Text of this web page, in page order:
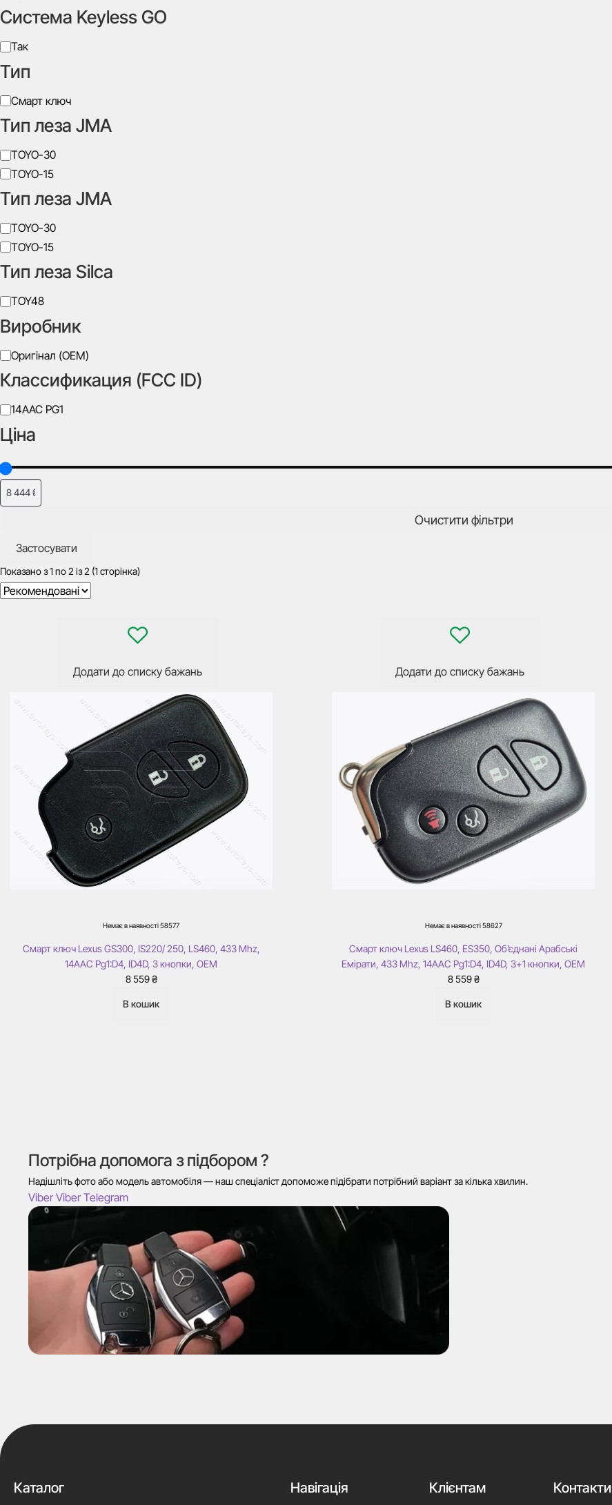
Система Keyless GO
Система
Keyless
GO
Так
Тип
ТипСмарт ключ
Тип леза JMA
Тип
леза
JMA
TOYO-30
TOYO-15
Тип леза JMA
Тип
леза
JMA
TOYO-30
TOYO-15
Тип леза Silca
Тип
леза
Silca
TOY48
Виробник
Виробник
Оригінал (OEM)
Классификация (FCC ID)
Класифікація
(FCC
ID)
14AAC PG1
Ціна
Очистити фільтри
Застосувати
Показано з1 по2 із2 (1 сторінка)
Додати до списку бажань
Немає в наявності58577
Смарт ключ Lexus GS300, IS220/ 250, LS460, 433 Mhz,
14AAC Pg1:D4, ID4D, 3 кнопки, ОЕМ
8 559₴
В кошик
Додати до списку бажань
Немає в наявності58627
Смарт ключ Lexus LS460, ES350, Об’єднані Арабські
Емірати, 433 Mhz, 14AAC Pg1:D4, ID4D, 3+1 кнопки, ОЕМ
8 559₴
В кошик
Потрібна допомога з підбором ?
Надішліть фото або модель автомобіля — наш спеціаліст допоможе підібрати потрібний варіант за кілька хвилин.
Viber Viber Telegram
Каталог Навігація Клієнтам Контакти